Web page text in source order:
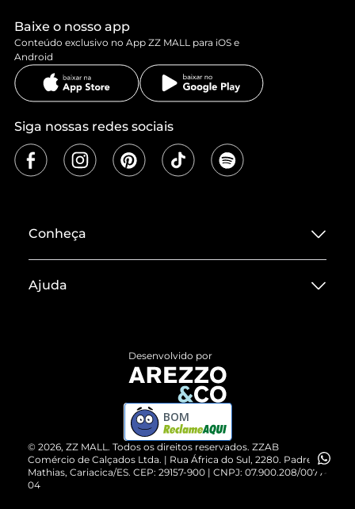
Baixe o nosso app
Conteúdo exclusivo no App ZZ MALL para iOS e
Android
Siga nossas redes sociais
Conheça
Termos de Uso
ZZ MALL é confiável
Cartão Presente
Vendas Corporativas
Ajuda
Devolução do Produto
Compre pelo WhatsApp
© 2026, ZZ MALL. Todos os direitos reservados. ZZAB
Comércio de Calçados Ltda. | Rua África do Sul, 2280. Padre
Mathias, Cariacica/ES. CEP: 29157-900 | CNPJ: 07.900.208/0077-
04
Desenvolvido por
BOM